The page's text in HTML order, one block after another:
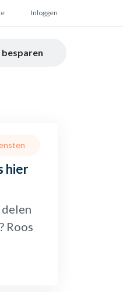
Inloggen
hier
Roos